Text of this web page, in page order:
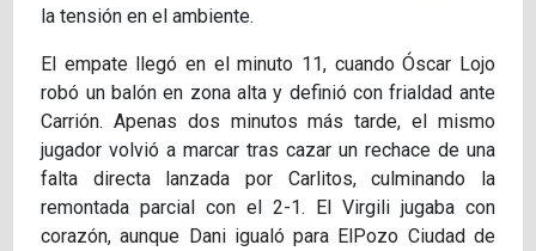
la tensión en el ambiente.
El empate llegó en el minuto 11, cuando Óscar Lojo
robó un balón en zona alta y definió con frialdad ante
Carrión. Apenas dos minutos más tarde, el mismo
jugador volvió a marcar tras cazar un rechace de una
falta directa lanzada por Carlitos, culminando la
remontada parcial con el 2-1. El Virgili jugaba con
corazón, aunque Dani igualó para ElPozo Ciudad de